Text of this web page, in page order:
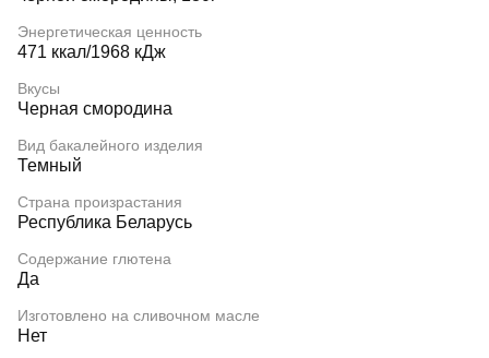
Энергетическая ценность
471 ккал/1968 кДж
Вкусы
Черная смородина
Вид бакалейного изделия
Темный
Страна произрастания
Республика Беларусь
Содержание глютена
Да
Изготовлено на сливочном масле
Нет